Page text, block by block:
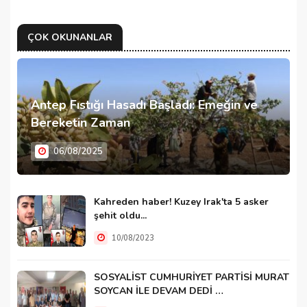
ÇOK OKUNANLAR
Antep Fıstığı Hasadı Başladı: Emeğin ve
Bereketin Zaman
06/08/2025
Kahreden haber! Kuzey Irak'ta 5 asker
şehit oldu...
10/08/2023
SOSYALİST CUMHURİYET PARTİSİ MURAT
SOYCAN İLE DEVAM DEDİ …